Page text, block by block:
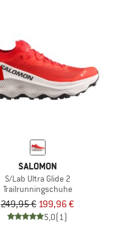
SALOMON
S/Lab Ultra Glide 2
Trailrunningschuhe
249,95 € 199,96 €
5,0(1)